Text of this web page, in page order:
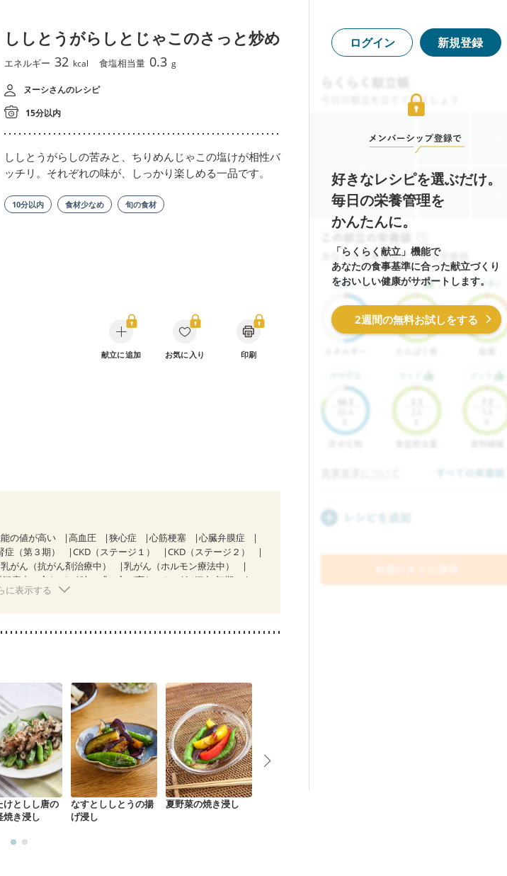
ししとうがらしとじゃこのさっと炒め
エネルギー 32 kcal 食塩相当量 0.3 g
ヌーシさんのレシピ
15分以内
ししとうがらしの苦みと、ちりめんじゃこの塩けが相性バ
ッチリ。それぞれの味が、しっかり楽しめる一品です。
10分以内 食材少なめ 旬の食材
献立に追加 お気に入り 印刷
の値が高い 高血圧 狭心症 心筋梗塞
心臓弁膜症
症（第３期） CKD（ステージ１）
CKD（ステージ２）
乳がん（抗がん剤治療中）
乳がん（ホルモン療法中）
察中の方など 味の感じ方が変わった
妊娠中(初期)
圧が気になる（初期）
に表示する
けとしし唐の
焼き浸し
なすとししとうの揚
げ浸し
夏野菜の焼き浸し
ログイン 新規登録
好きなレシピを選ぶだけ。
毎日の栄養管理を
かんたんに。
「らくらく献立」機能で
あなたの食事基準に合った献立づくり
をおいしい健康がサポートします。
2週間の無料お試しをする